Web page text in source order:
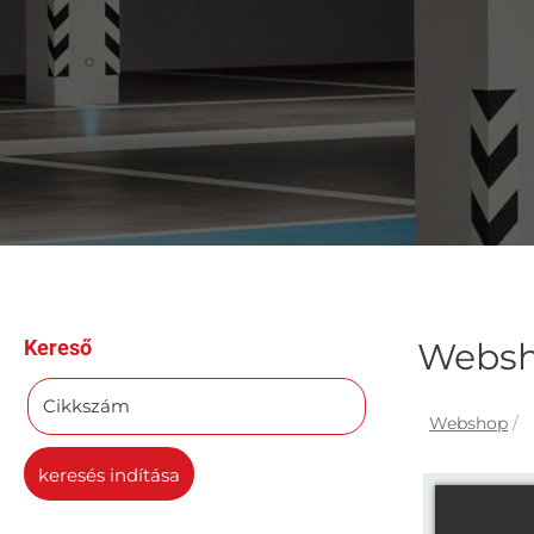
Kereső
Cikkszám
keresés indítása
Webshop /